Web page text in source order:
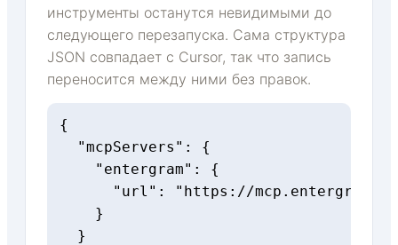
инструменты останутся невидимыми до
следующего перезапуска. Сама структура
JSON совпадает с Cursor, так что запись
переносится между ними без правок.
{
  "mcpServers": {
    "entergram": {
"url": "https://
    }
  }